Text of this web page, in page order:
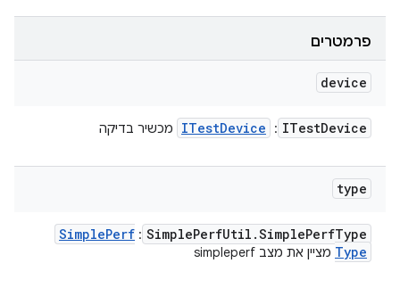
פרמטרים
device
ITestDevice
:
ITestDevice מכשיר בדיקה
type
SimplePerfUtil .SimplePerfType
:
SimplePerf
Type מציין את מצב simpleperf